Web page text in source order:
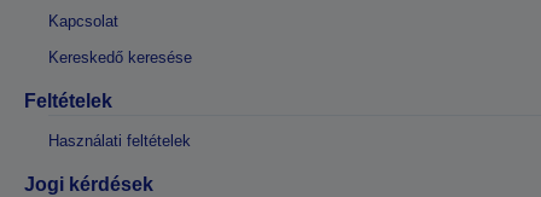
Kapcsolat
Kereskedő keresése
Feltételek
Használati feltételek
Jogi kérdések